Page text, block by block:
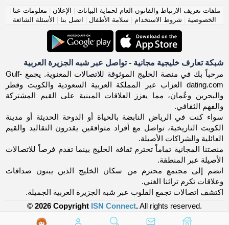
ملفات تعريف الارتباط والقانون العام لحماية البيانات | الإعلان | معلومات عنا |
الخصوصية | شروط الاستخدام | سلامة الأطفال | اتصل بنا | الأسئلة الشائعة
شبكة تعارف خليجية مجانية - تواصل عبر شبه الجزيرة العربية
مرحباً بك في منصة الخليج الموثوقة للاتصالات المعنوية. يجمع Gulf-
dating.com العزاب عبر المملكة العربية السعودية والكويت وقطر
والبحرين وعُمان، مما يعزز العلاقات المبنية على القيم المشتركة
والفهم الثقافي.
سواء كنت في الرياض النابضة بالحياة أو الدوحة الحديثة أو مدينة
الكويت التاريخية، تواصل مع أفراد متوافقين يقدرون التقاليد والقيم
العائلية والشراكات الأصيلة.
منصتنا المجانية تماماً تحترم ثقافة الخليج بينما تقدم فرصاً للاتصالات
الأصيلة عبر المنطقة.
انضم إلى مجتمع محترم من سكان الخليج الذين يبنون صداقات
وعلاقات تكرم تراثنا الغني.
اكتشف اتصالات تجمع القلوب عبر شبه الجزيرة العربية الجميلة.
© 2026 Copyright ISN Connect.All rights reserved.